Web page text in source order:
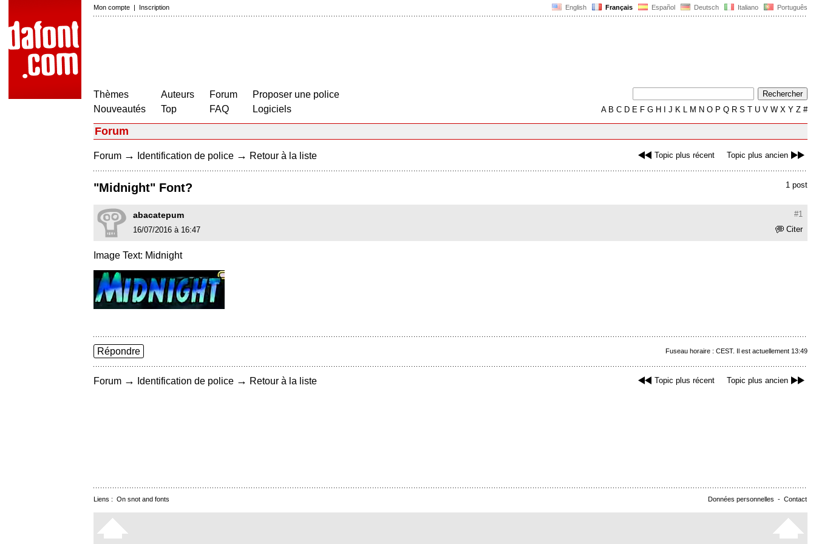
English Français Español Deutsch Italiano Português
Mon compte | Inscription
Thèmes
Nouveautés
Auteurs
Top
Forum
FAQ
Proposer une police
Logiciels
AB C D E F G H J K L M N O P Q R S T U V W X Y Z #
Forum
Topic plus récent Topic plus ancien
Forum → Identification de police → Retour à la liste
1 post
"Midnight" Font?
#1
abacatepum
Citer
16/07/2016 à 16:47
Image Text: Midnight
Fuseau horaire : CEST. Il est actuellement 13:49
Répondre
Topic plus récent Topic plus ancien
Forum → Identification de police → Retour à la liste
Données personnelles - Contact
Liens : On snot and fonts